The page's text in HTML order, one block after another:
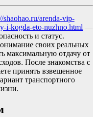
shaohao.ru/arenda-vip-
i-kogda-eto-nuzhno.html —
и статус.
своих реальных
максимальную отдачу от
После знакомства с
принять взвешенное
транспортного